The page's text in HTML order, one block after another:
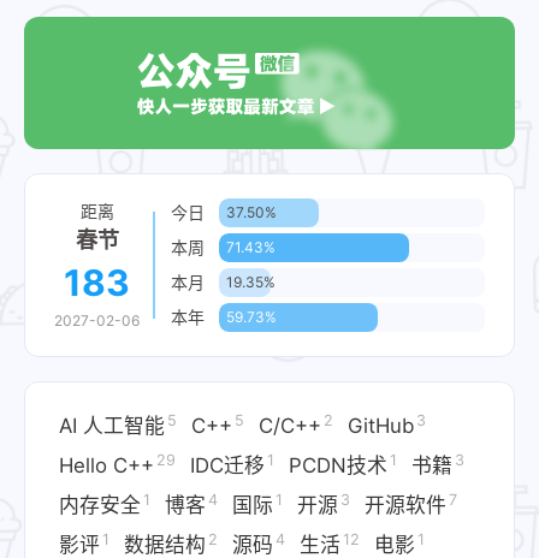
距离
春节
183
2027-02-06
今日 37.50%
本周 71.43%
本月 19.35%
本年 59.73%
AI 人工智能 5 C++ 5 C/C++ 2 GitHub 3
Hello C++ 29 IDC迁移​ 1 PCDN技术​ 1 书籍 3
内存安全 1 博客 4 国际 1 开源 3 开源软件 7
影评 1 数据结构 2 源码 4 生活 12 电影 1